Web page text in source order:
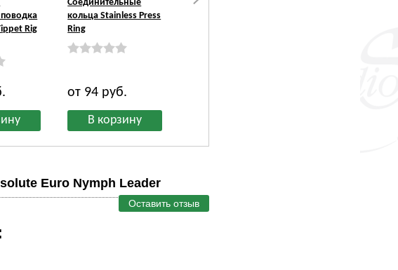
Rig
Соединительные
кольца Stainless Press
Ring
от 94 руб.
Нахлыстовые
Euro Nymph Leader
Оставить отзыв